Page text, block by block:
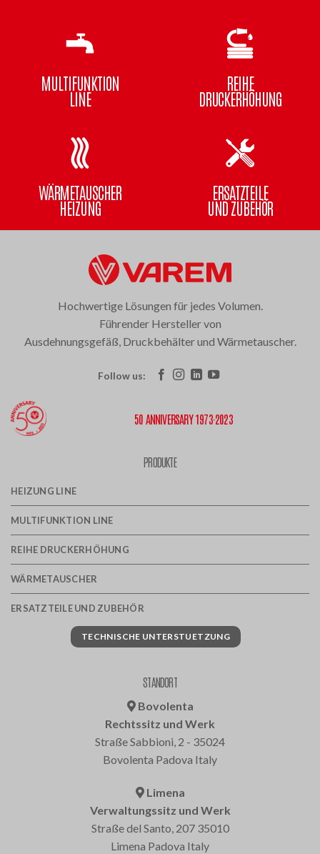
MULTIFUNKTION
LINE
REIHE
DRUCKERHÖHUNG
WÄRMETAUSCHER
HEIZUNG
ERSATZTEILE
UND ZUBEHÖR
Hochwertige Lösungen für jedes Volumen.
Führender Hersteller von
Ausdehnungsgefäß, Druckbehälter und Wärmetauscher.
Follow us:
50 ANNIVERSARY 1973·2023
PRODUKTE
HEIZUNG LINE
MULTIFUNKTION LINE
REIHE DRUCKERHÖHUNG
WÄRMETAUSCHER
ERSATZTEILE UND ZUBEHÖR
TECHNISCHE UNTERSTUETZUNG
STANDORT
Bovolenta
Rechtssitz und Werk
Straße Sabbioni, 2 - 35024
Bovolenta Padova Italy
Limena
Verwaltungssitz und Werk
Straße del Santo, 207 35010
Limena Padova Italy